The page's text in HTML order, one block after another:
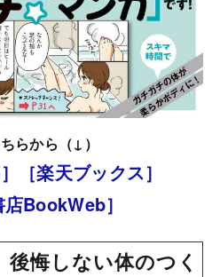
らから（↓）
［楽天ブックス］
店BookWeb］
後悔しない体のつく